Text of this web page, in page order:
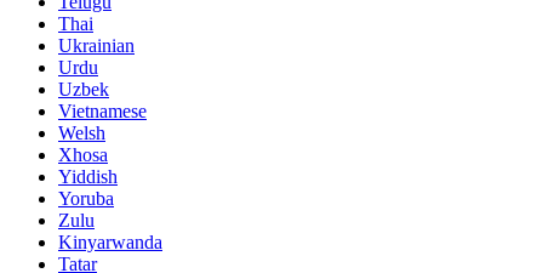
Thai
Ukrainian
Urdu
Uzbek
Vietnamese
Welsh
Xhosa
Yiddish
Yoruba
Zulu
Kinyarwanda
Tatar